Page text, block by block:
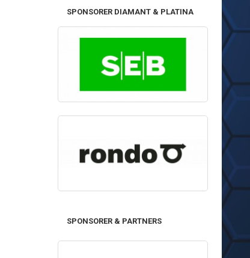
SPONSORER DIAMANT & PLATINA
SPONSORER & PARTNERS